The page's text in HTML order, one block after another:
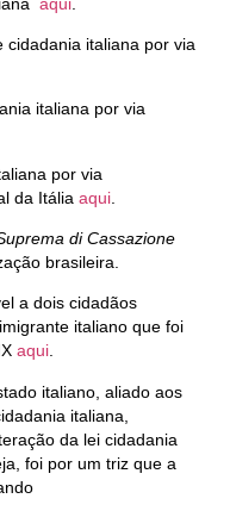
cidadania italiana por via
italiana por via
por via
da Itália aqui.
di Cassazione
brasileira.
a dois cidadãos
italiano que foi
aqui.
italiano, aliado aos
italiana,
da lei cidadania
foi por um triz que a